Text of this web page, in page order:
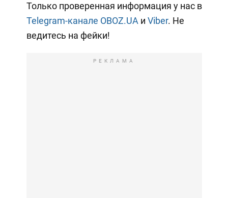
Только проверенная информация у нас в
Telegram-канале OBOZ.UA и Viber. Не
ведитесь на фейки!
РЕКЛАМА